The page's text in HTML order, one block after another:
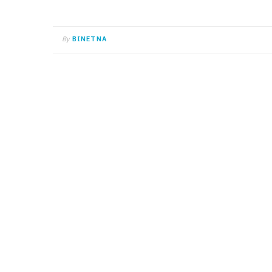
By BINETNA